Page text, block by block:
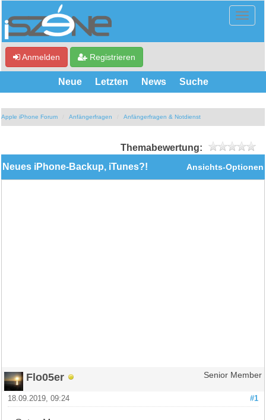
Anmelden Registrieren
Neue Letzten News Suche
Apple iPhone Forum Anfängerfragen Anfängerfragen & Notdienst
Themabewertung:
Ansichts-Optionen
Neues iPhone-Backup, iTunes?!
Flo05er Senior Member
#1
18.09.2019, 09:24